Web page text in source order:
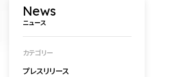
News
ニュース
カテゴリー
プレスリリース